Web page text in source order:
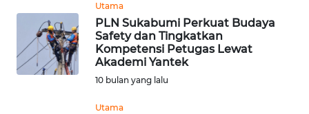
Utama
PLN Sukabumi Perkuat Budaya
Safety dan Tingkatkan
Kompetensi Petugas Lewat
Akademi Yantek
10 bulan yang lalu
Utama
WN
TEBING
TINGGI
WN